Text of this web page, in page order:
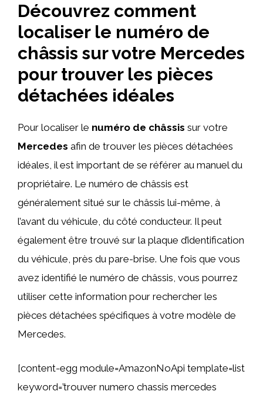
Découvrez comment
localiser le numéro de
châssis sur votre Mercedes
pour trouver les pièces
détachées idéales
Pour localiser le numéro de châssis sur votre
Mercedes afin de trouver les pièces détachées
idéales, il est important de se référer au manuel du
propriétaire. Le numéro de châssis est
généralement situé sur le châssis lui-même, à
l’avant du véhicule, du côté conducteur. Il peut
également être trouvé sur la plaque d’identification
du véhicule, près du pare-brise. Une fois que vous
avez identifié le numéro de châssis, vous pourrez
utiliser cette information pour rechercher les
pièces détachées spécifiques à votre modèle de
Mercedes.
[content-egg module=AmazonNoApi template=list
keyword=’trouver numero chassis mercedes